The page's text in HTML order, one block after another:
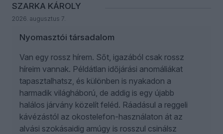
SZARKA KÁROLY
2026. augusztus 7.
Nyomasztói társadalom
Van egy rossz hírem. Sőt, igazából csak rossz
híreim vannak. Példátlan időjárási anomáliákat
tapasztalhatsz, és különben is nyakadon a
harmadik világháború, de addig is egy újabb
halálos járvány közelít feléd. Ráadásul a reggeli
kávézástól az okostelefon-használaton át az
alvási szokásaidig amúgy is rosszul csinálsz